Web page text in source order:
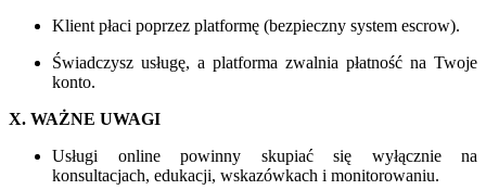
Klient płaci poprzez platformę (bezpieczny system escrow).
Świadczysz usługę, a platforma zwalnia płatność na Twoje
konto.
X. WAŻNE UWAGI
Usługi online powinny skupiać się wyłącznie na
konsultacjach, edukacji, wskazówkach i monitorowaniu.